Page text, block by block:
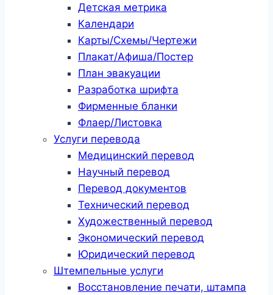
Детская метрика
Календари
Карты/Схемы/Чертежи
Плакат/Афиша/Постер
План эвакуации
Разработка шрифта
Фирменные бланки
Флаер/Листовка
Услуги перевода
Медицинский перевод
Научный перевод
Перевод документов
Технический перевод
Художественный перевод
Экономический перевод
Юридический перевод
Штемпельные услуги
Восстановление печати, штампа